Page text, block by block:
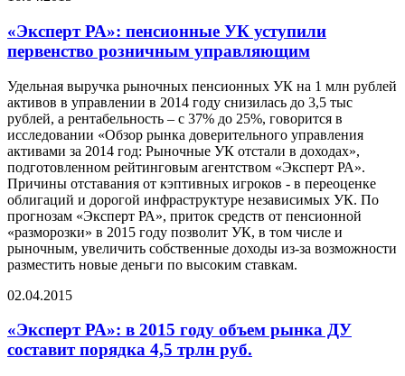
«Эксперт РА»: пенсионные УК уступили
первенство розничным управляющим
Удельная выручка рыночных пенсионных УК на 1 млн рублей
активов в управлении в 2014 году снизилась до 3,5 тыс
рублей, а рентабельность – с 37% до 25%, говорится в
исследовании «Обзор рынка доверительного управления
активами за 2014 год: Рыночные УК отстали в доходах»,
подготовленном рейтинговым агентством «Эксперт РА».
Причины отставания от кэптивных игроков - в переоценке
облигаций и дорогой инфраструктуре независимых УК. По
прогнозам «Эксперт РА», приток средств от пенсионной
«разморозки» в 2015 году позволит УК, в том числе и
рыночным, увеличить собственные доходы из-за возможности
разместить новые деньги по высоким ставкам.
02.04.2015
«Эксперт РА»: в 2015 году объем рынка ДУ
составит порядка 4,5 трлн руб.